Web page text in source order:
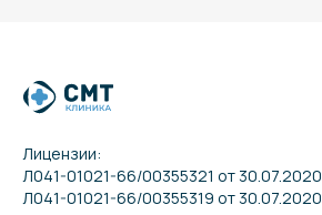
Лицензии:
Л041-01021-66/00355321 от 30.07.2020
Л041-01021-66/00355319 от 30.07.2020